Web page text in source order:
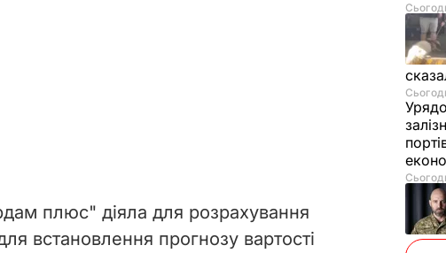
плюс" діяла для розрахування
встановлення прогнозу вартості